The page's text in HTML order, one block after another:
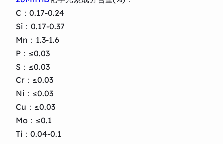
C：0.17-0.24
Si：0.17-0.37
Mn：1.3-1.6
P：≤0.03
S：≤0.03
Cr：≤0.03
Ni：≤0.03
Cu：≤0.03
Mo：≤0.1
Ti：0.04-0.1